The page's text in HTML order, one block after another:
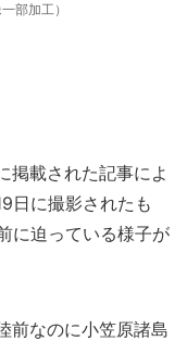
部加工）
掲載された記事によ
日に撮影されたも
に迫っている様子が
前なのに小笠原諸島